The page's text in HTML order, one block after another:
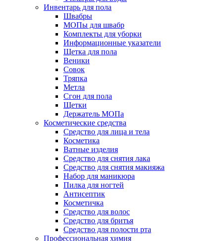
Инвентарь для пола
Швабры
МОПы для швабр
Комплекты для уборки
Информационные указатели
Щетка для пола
Веники
Совок
Тряпка
Метла
Сгон для пола
Щетки
Держатель МОПа
Косметические средства
Средство для лица и тела
Косметика
Ватные изделия
Средство для снятия лака
Средство для снятия макияжа
Набор для маникюра
Пилка для ногтей
Антисептик
Косметичка
Средство для волос
Средство для бритья
Средство для полости рта
Профессиональная химия